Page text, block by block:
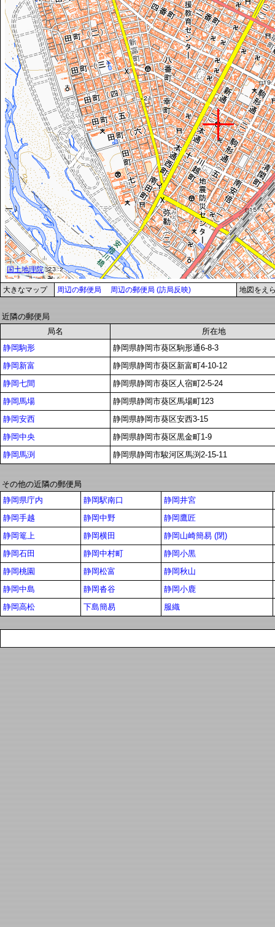
大きなマップ 周辺の郵便局 周辺の郵便局 (訪局反映) 地図をえ
近隣の郵便局
局名
所在地
静岡駒形
静岡県静岡市葵区駒形通6-8-3
静岡新富
静岡県静岡市葵区新富町4-10-12
静岡七間
静岡県静岡市葵区人宿町2-5-24
静岡馬場
静岡県静岡市葵区馬場町123
静岡安西
静岡県静岡市葵区安西3-15
静岡中央
静岡県静岡市葵区黒金町1-9
静岡馬渕
静岡県静岡市駿河区馬渕2-15-11
その他の近隣の郵便局
静岡県庁内
静岡駅南口
静岡井宮
静岡手越
静岡中野
静岡鷹匠
静岡篭上
静岡横田
静岡山崎簡易 (閉)
静岡石田
静岡中村町
静岡小黒
静岡桃園
静岡松富
静岡秋山
静岡中島
静岡沓谷
静岡小鹿
静岡高松
下島簡易 服織